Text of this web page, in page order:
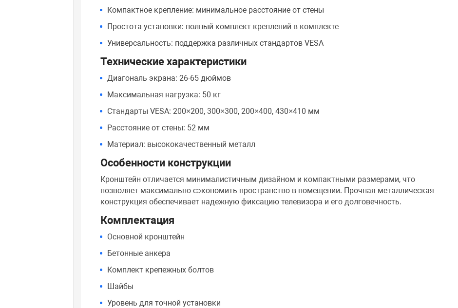
Компактное крепление: минимальное расстояние от стены
Простота установки: полный комплект креплений в комплекте
Универсальность: поддержка различных стандартов VESA
Технические характеристики
Диагональ экрана: 26-65 дюймов
Максимальная нагрузка: 50 кг
Стандарты VESA: 200×200, 300×300, 200×400, 430×410 мм
Расстояние от стены: 52 мм
Материал: высококачественный металл
Особенности конструкции
Кронштейн отличается минималистичным дизайном и компактными размерами, что
позволяет максимально сэкономить пространство в помещении. Прочная металлическая
конструкция обеспечивает надежную фиксацию телевизора и его долговечность.
Комплектация
Основной кронштейн
Бетонные анкера
Комплект крепежных болтов
Шайбы
Уровень для точной установки